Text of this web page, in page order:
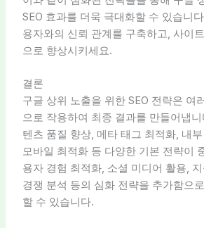
SEO 효과를 더욱 극대화할 수 있습니
용자와의 신뢰 관계를 구축하고, 사이
으로 향상시키세요.
결론
구글 상위 노출을 위한 SEO 전략은 여
으로 작용하여 최종 결과를 만들어냅
텐츠 품질 향상, 메타 태그 최적화, 내
모바일 최적화 등 다양한 기본 전략이
용자 경험 최적화, 소셜 미디어 활용,
경쟁 분석 등의 심화 전략을 추가함으
할 수 있습니다.